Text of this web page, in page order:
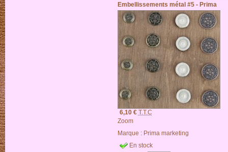
Embellissements métal #5 - Prima
6,10 € T.T.C
Zoom
Marque : Prima marketing
En stock